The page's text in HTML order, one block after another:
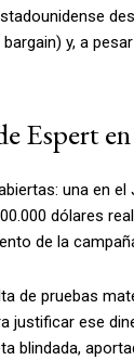
y, a
Espert
una en
dólares
de la
de pruebas
justificar ese
blindada,